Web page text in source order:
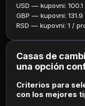
USD — kupovni:
GBP — kupovni:
RSD — kupovni: 1 /
Casas de
una opción
Criterios para
con los mejores